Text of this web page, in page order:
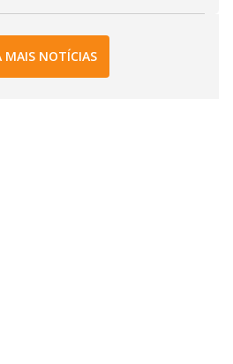
MAIS NOTÍCIAS